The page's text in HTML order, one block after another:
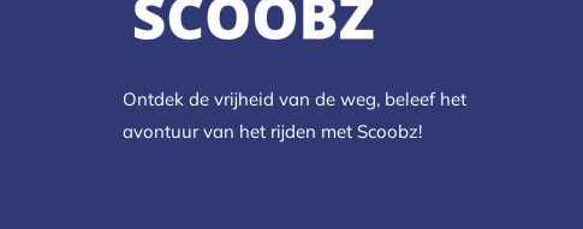
Ontdek de vrijheid van de weg, beleef het
avontuur van het rijden met Scoobz!